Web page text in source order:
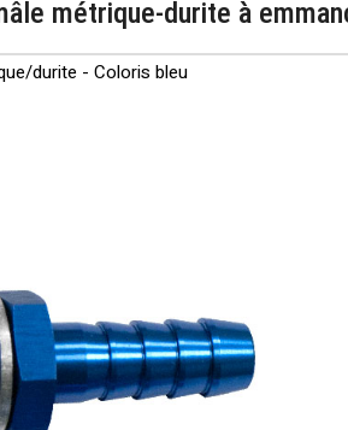
métrique-durite à
durite - Coloris bleu